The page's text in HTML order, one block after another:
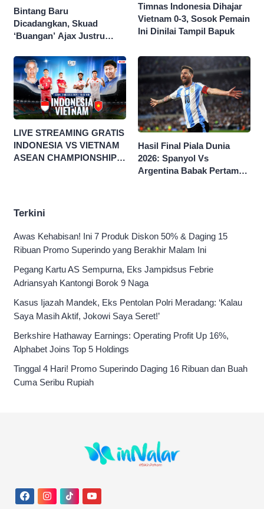
Bintang Baru
Dicadangkan, Skuad
‘Buangan’ Ajax Justru
Timnas Indonesia Dihajar
Vietnam 0-3, Sosok Pemain
Ini Dinilai Tampil Bapuk
LIVE STREAMING GRATIS
INDONESIA VS VIETNAM
ASEAN CHAMPIONSHIP
Hasil Final Piala Dunia
2026: Spanyol Vs
Argentina Babak Pertama
Terkini
Awas Kehabisan! Ini 7 Produk Diskon 50% & Daging 15
Ribuan Promo Superindo yang Berakhir Malam Ini
Pegang Kartu AS Sempurna, Eks Jampidsus Febrie
Adriansyah Kantongi Borok 9 Naga
Kasus Ijazah Mandek, Eks Pentolan Polri Meradang: ‘Kalau
Saya Masih Aktif, Jokowi Saya Seret!’
Berkshire Hathaway Earnings: Operating Profit Up 16%,
Alphabet Joins Top 5 Holdings
Tinggal 4 Hari! Promo Superindo Daging 16 Ribuan dan Buah
Cuma Seribu Rupiah